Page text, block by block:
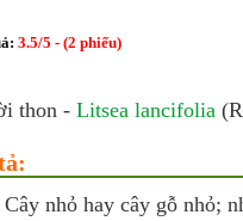
3.5/5 - (2 phiếu)
thon - Litsea lancifolia
Cây nhỏ hay cây gỗ nhỏ;